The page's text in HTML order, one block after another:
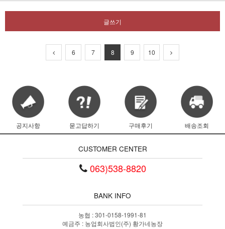
글쓰기
6 7 8 9 10
공지사항 묻고답하기 구매후기 배송조회
CUSTOMER CENTER
063)538-8820
BANK INFO
농협 : 301-0158-1991-81
예금주 : 농업회사법인(주) 황가네농장